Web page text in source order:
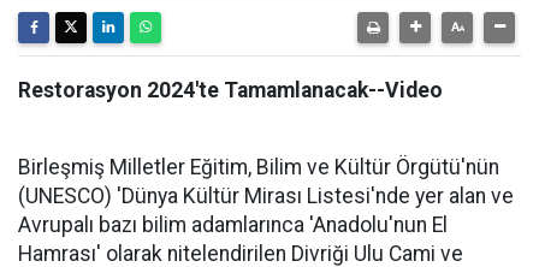
Restorasyon 2024'te Tamamlanacak--Video
Birleşmiş Milletler Eğitim, Bilim ve Kültür Örgütü'nün
(UNESCO) 'Dünya Kültür Mirası Listesi'nde yer alan ve
Avrupalı bazı bilim adamlarınca 'Anadolu'nun El
Hamrası' olarak nitelendirilen Divriği Ulu Cami ve